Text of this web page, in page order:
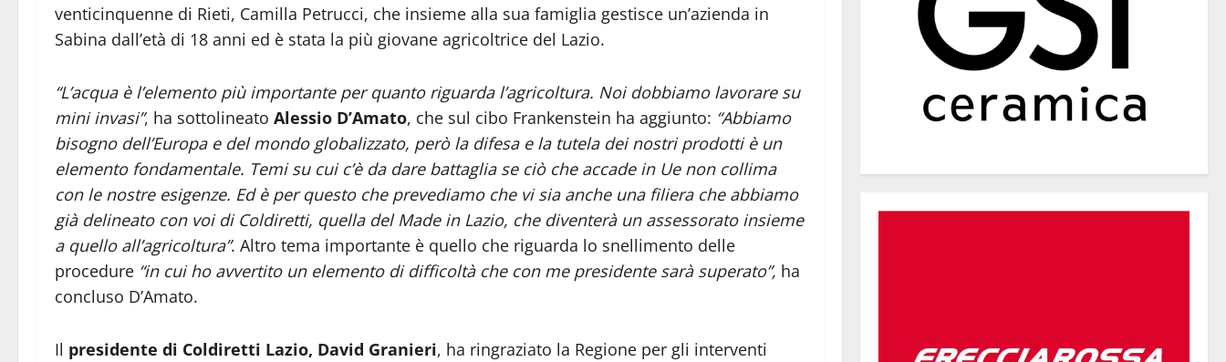
venticinquenne di Rieti, Camilla Petrucci, che insieme alla sua famiglia gestisce un’azienda in
Sabina dall’età di 18 anni ed è stata la più giovane agricoltrice del Lazio.
“L’acqua è l’elemento più importante per quanto riguarda l’agricoltura. Noi dobbiamo lavorare su
mini invasi”, ha sottolineato Alessio D’Amato, che sul cibo Frankenstein ha aggiunto: “Abbiamo
bisogno dell’Europa e del mondo globalizzato, però la difesa e la tutela dei nostri prodotti è un
elemento fondamentale. Temi su cui c’è da dare battaglia se ciò che accade in Ue non collima
con le nostre esigenze. Ed è per questo che prevediamo che vi sia anche una filiera che abbiamo
già delineato con voi di Coldiretti, quella del Made in Lazio, che diventerà un assessorato insieme
a quello all’agricoltura”. Altro tema importante è quello che riguarda lo snellimento delle
procedure “in cui ho avvertito un elemento di difficoltà che con me presidente sarà superato”, ha
concluso D’Amato.
Il presidente di Coldiretti Lazio, David Granieri, ha ringraziato la Regione per gli interventi